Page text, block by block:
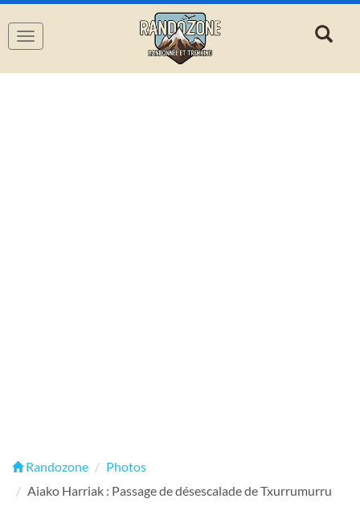
Navigation
Randozone
Photos
Aiako Harriak : Passage de désescalade de Txurrumurru